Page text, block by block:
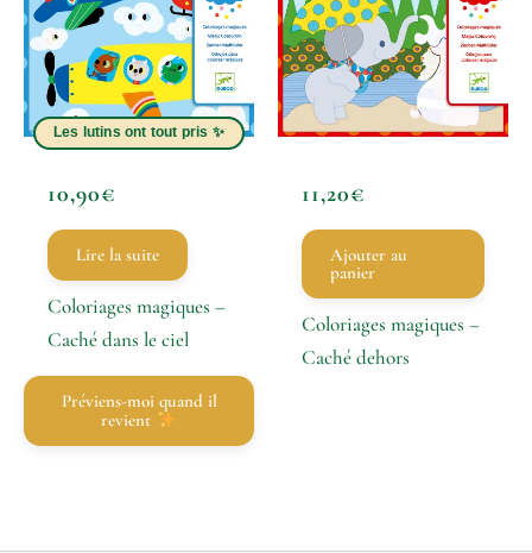
10,90€
Lire la suite
Coloriages magiques –
Caché dans le ciel
Préviens-moi quand il
revient
11,20€
Ajouter au
panier
Coloriages magiques –
Caché dehors